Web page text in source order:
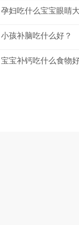
孕妇吃什么宝宝眼睛
小孩补脑吃什么好？
宝宝补钙吃什么食物